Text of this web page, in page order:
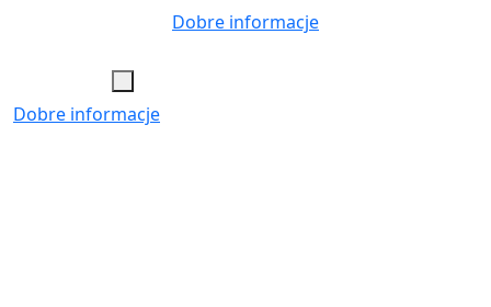
Dobre informacje
Dobre informacje